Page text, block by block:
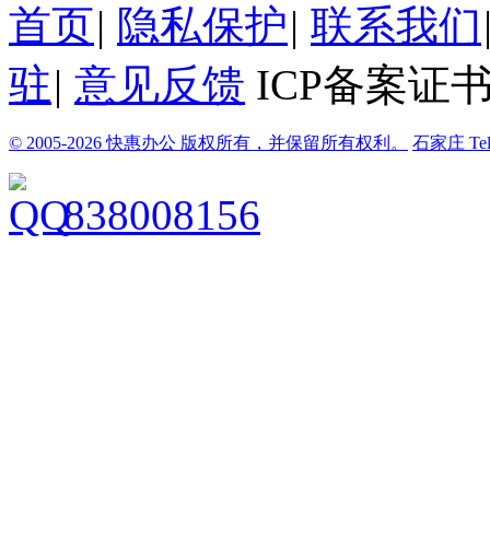
首页| 隐私保护| 联系我们
驻| 意见反馈 ICP备案证
© 2005-2026 快惠办公 版权所有，并保留所有权利。 石家庄
838008156